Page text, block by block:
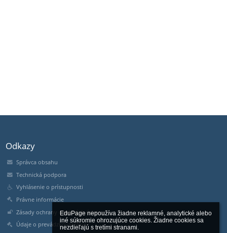
EduPage nepoužíva žiadne reklamné, analytické alebo
iné súkromie ohrozujúce cookies. Žiadne cookies sa
nezdieľajú s tretími stranami.
Odkazy
Správca obsahu
Technická podpora
Vyhlásenie o prístupnosti
Právne informácie
Zásady ochrany osobných údajov
Údaje o prevádzkovateľovi